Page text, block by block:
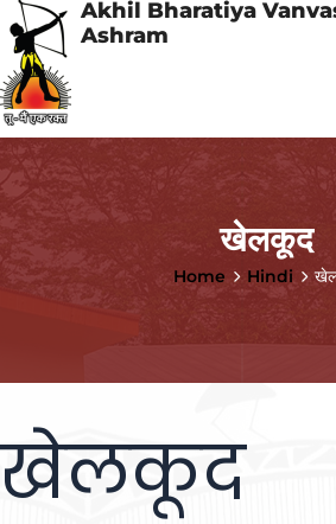
Skip
to
content
Akhil Bharatiya
Ashram
खेलकूद
Home Hindi
खेलकूद